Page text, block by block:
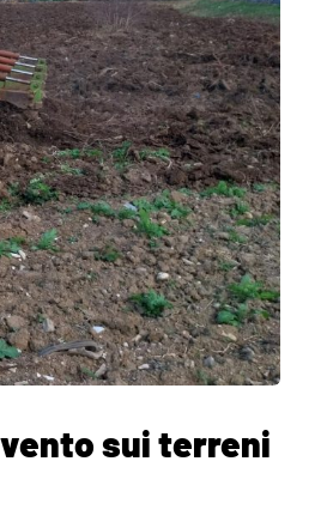
sui terreni